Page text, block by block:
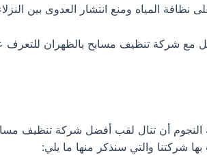
نظافة المياه ومنع انتشار العدوى بين
مع شركة تنظيف مسابح بالظهران
أن تنال لقب أفضل شركة تنظيف
شركتنا والتي سنذكر منها ما يلي: